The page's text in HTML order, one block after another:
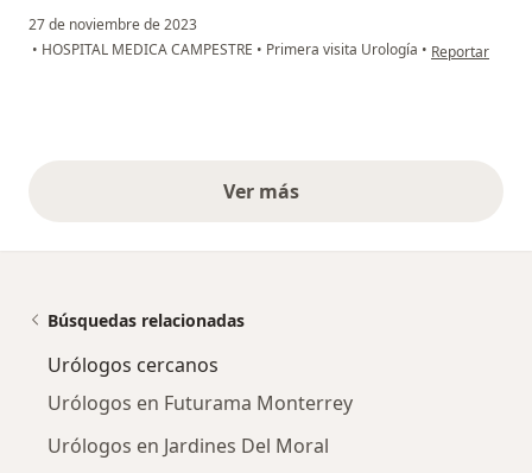
27 de noviembre de 2023
• HOSPITAL MEDICA CAMPESTRE • Primera visita Urología • en opinión del
Reportar
Ver másopiniones anteriores
Búsquedas relacionadas
Urólogos cercanos
Urólogos en Futurama Monterrey
Urólogos en Jardines Del Moral